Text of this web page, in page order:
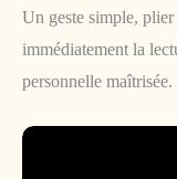
Un geste simple,
immédiatement la
personnelle maîtrisée.